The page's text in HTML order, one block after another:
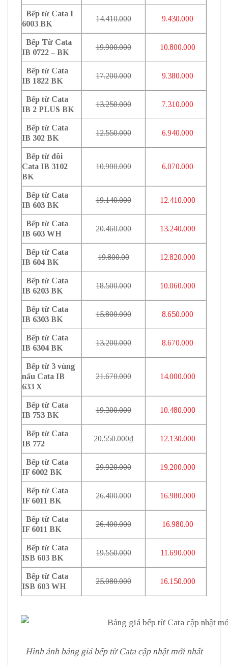
Bếp từ Cata I
6003 BK
14.410.000 9.430.000
Bếp Từ Cata
IB 0722 – BK
19.900.000 10.800.000
Bếp từ Cata
IB 1822 BK
17.200.000 9.380.000
Bếp từ Cata
IB 2 PLUS BK
13.250.000 7.310.000
Bếp từ Cata
IB 302 BK
12.550.000 6.940.000
Bếp từ đôi
Cata IB 3102
BK
10.900.000 6.070.000
Bếp từ Cata
IB 603 BK
19.140.000 12.410.000
Bếp từ Cata
IB 603 WH
20.460.000 13.240.000
Bếp từ Cata
IB 604 BK
19.800.00 12.820.000
Bếp từ Cata
IB 6203 BK
18.500.000 10.060.000
Bếp từ Cata
IB 6303 BK
15.800.000 8.650.000
Bếp từ Cata
IB 6304 BK
13.200.000 8.670.000
Bếp từ 3 vùng
nấu Cata IB
633 X
21.670.000 14.000.000
Bếp từ Cata
IB 753 BK
19.300.000 10.480.000
Bếp từ Cata
IB 772
20.550.000₫ 12.130.000
Bếp từ Cata
IF 6002 BK
29.920.000 19.200.000
Bếp từ Cata
IF 6011 BK
26.400.000 16.980.000
Bếp từ Cata
IF 6011 BK
26.400.000 16.980.00
Bếp từ Cata
ISB 603 BK
19.550.000 11.690.000
Bếp từ Cata
ISB 603 WH
25.080.000 16.150.000
Hình ảnh bảng giá bếp từ Cata cập nhật mới nhất